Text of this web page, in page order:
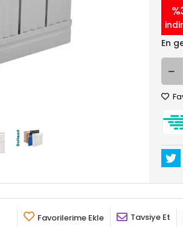
En
Favorilerime Ekle Tavsiye Et